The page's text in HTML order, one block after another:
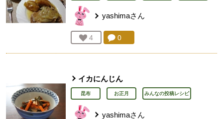
yashimaさん
お気に入り登録：
4 人が登録コメント：
0
イカにんじん
昆布 お正月 みんなの投稿レシピ
yashimaさん